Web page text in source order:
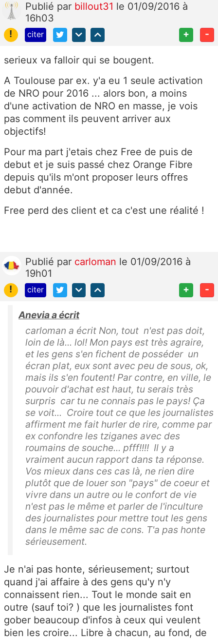
Publié par billout31 le 01/09/2016 à
16h03
!
citer + -
serieux va falloir qui se bougent.
A Toulouse par ex. y'a eu 1 seule activation
de NRO pour 2016 ... alors bon, a moins
d'une activation de NRO en masse, je vois
pas comment ils peuvent arriver aux
objectifs!
Pour ma part j'etais chez Free de puis de
debut et je suis passé chez Orange Fibre
depuis qu'ils m'ont proposer leurs offres
debut d'année.
Free perd des client et ca c'est une réalité !
Publié par carloman le 01/09/2016 à
19h01
!
citer + -
Anevia a écrit
carloman a écrit Non, tout n'est pas doit,
loin de là... lol! Mon pays est très agraire,
et les gens s'en fichent de posséder un
écran plat, eux sont avec peu de sous, ok,
mais ils s'en foutent! Par contre, en ville, le
pouvoir d'achat est haut, tu serais très
surpris car tu ne connais pas le pays! Ça
se voit... Croire tout ce que les journalistes
affirment me fait hurler de rire, comme par
ex confondre les tziganes avec des
roumains de souche... pfff!!!! Il y a
vraiment aucun rapport dans ta réponse.
Vos mieux dans ces cas là, ne rien dire
plutôt que de louer son "pays" de coeur et
vivre dans un autre ou le confort de vie
n'est pas le même et parler de l'inculture
des journalistes pour mettre tout les gens
dans le même sac de cons. T'a pas honte
sérieusement.
Je n'ai pas honte, sérieusement; surtout
quand j'ai affaire à des gens qu'y n'y
connaissent rien... Tout le monde sait en
outre (sauf toi? ) que les journalistes font
gober beaucoup d'infos à ceux qui veulent
bien les croire... Libre à chacun, au fond, de